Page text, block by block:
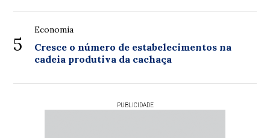
5
Economia
Cresce o número de estabelecimentos na
cadeia produtiva da cachaça
PUBLICIDADE